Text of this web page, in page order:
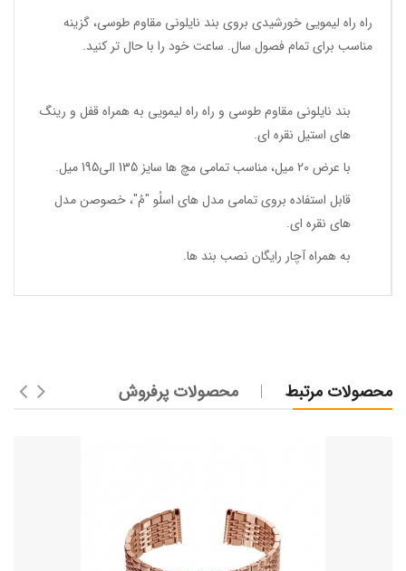
راه راه لیمویی خورشیدی بروی بند نایلونی مقاوم طوسی، گزینه
مناسب برای تمام فصول سال. ساعت خود را با حال تر کنید.
بند نایلونی مقاوم طوسی و راه راه لیمویی به همراه قفل و رینگ
های استیل نقره ای.
با عرض 20 میل، مناسب تمامی مچ ها سایز 135 الی195 میل.
قابل استفاده بروی تمامی مدل های اسلُو "مُ"، خصوصن مدل
های نقره ای.
به همراه آچار رایگان نصب بند ها.
محصولات مرتبط محصولات پرفروش